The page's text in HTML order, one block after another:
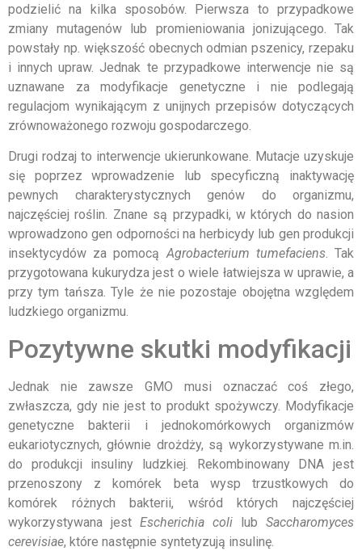
podzielić na kilka sposobów. Pierwsza to przypadkowe
zmiany mutagenów lub promieniowania jonizującego. Tak
powstały np. większość obecnych odmian pszenicy, rzepaku
i innych upraw. Jednak te przypadkowe interwencje nie są
uznawane za modyfikacje genetyczne i nie podlegają
regulacjom wynikającym z unijnych przepisów dotyczących
zrównoważonego rozwoju gospodarczego.
Drugi rodzaj to interwencje ukierunkowane. Mutacje uzyskuje
się poprzez wprowadzenie lub specyficzną inaktywację
pewnych charakterystycznych genów do organizmu,
najczęściej roślin. Znane są przypadki, w których do nasion
wprowadzono gen odporności na herbicydy lub gen produkcji
insektycydów za pomocąAgrobacterium tumefaciens. Tak
przygotowana kukurydza jest o wiele łatwiejsza w uprawie, a
przy tym tańsza. Tyle że nie pozostaje obojętna względem
ludzkiego organizmu.
Pozytywne skutki modyfikacji
Jednak nie zawsze GMO musi oznaczać coś złego,
zwłaszcza, gdy nie jest to produkt spożywczy. Modyfikacje
genetyczne bakterii i jednokomórkowych organizmów
eukariotycznych, głównie drożdży, są wykorzystywane m.in.
do produkcji insuliny ludzkiej. Rekombinowany DNA jest
przenoszony z komórek beta wysp trzustkowych do
komórek różnych bakterii, wśród których najczęściej
wykorzystywana jest Escherichia coli lub Saccharomyces
cerevisiae, które następnie syntetyzują insulinę.